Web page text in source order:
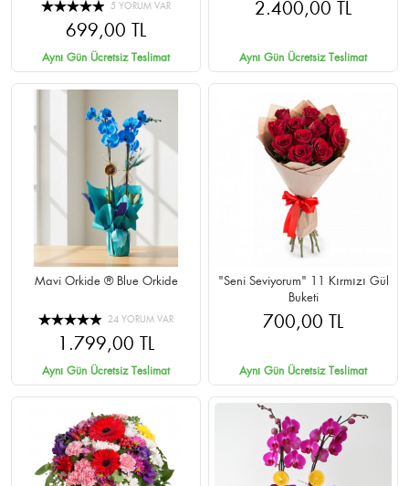
5 YORUM VAR
699,00 TL
Aynı Gün Ücretsiz Teslimat
2.400,00 TL
Aynı Gün Ücretsiz Teslimat
Mavi Orkide ® Blue Orkide
24 YORUM VAR
1.799,00 TL
Aynı Gün Ücretsiz Teslimat
"Seni Seviyorum" 11 Kırmızı Gül
Buketi
700,00 TL
Aynı Gün Ücretsiz Teslimat